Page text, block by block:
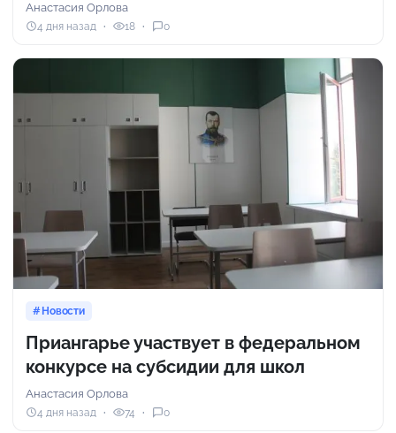
Анастасия Орлова
4 дня назад 18 0
Новости
Приангарье участвует в федеральном
конкурсе на субсидии для школ
Анастасия Орлова
4 дня назад 74 0